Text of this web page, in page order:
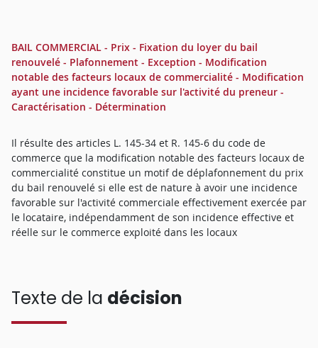
BAIL COMMERCIAL - Prix - Fixation du loyer du bail
renouvelé - Plafonnement - Exception - Modification
notable des facteurs locaux de commercialité - Modification
ayant une incidence favorable sur l'activité du preneur -
Caractérisation - Détermination
Il résulte des articles L. 145-34 et R. 145-6 du code de
commerce que la modification notable des facteurs locaux de
commercialité constitue un motif de déplafonnement du prix
du bail renouvelé si elle est de nature à avoir une incidence
favorable sur l'activité commerciale effectivement exercée par
le locataire, indépendamment de son incidence effective et
réelle sur le commerce exploité dans les locaux
Texte de la décision